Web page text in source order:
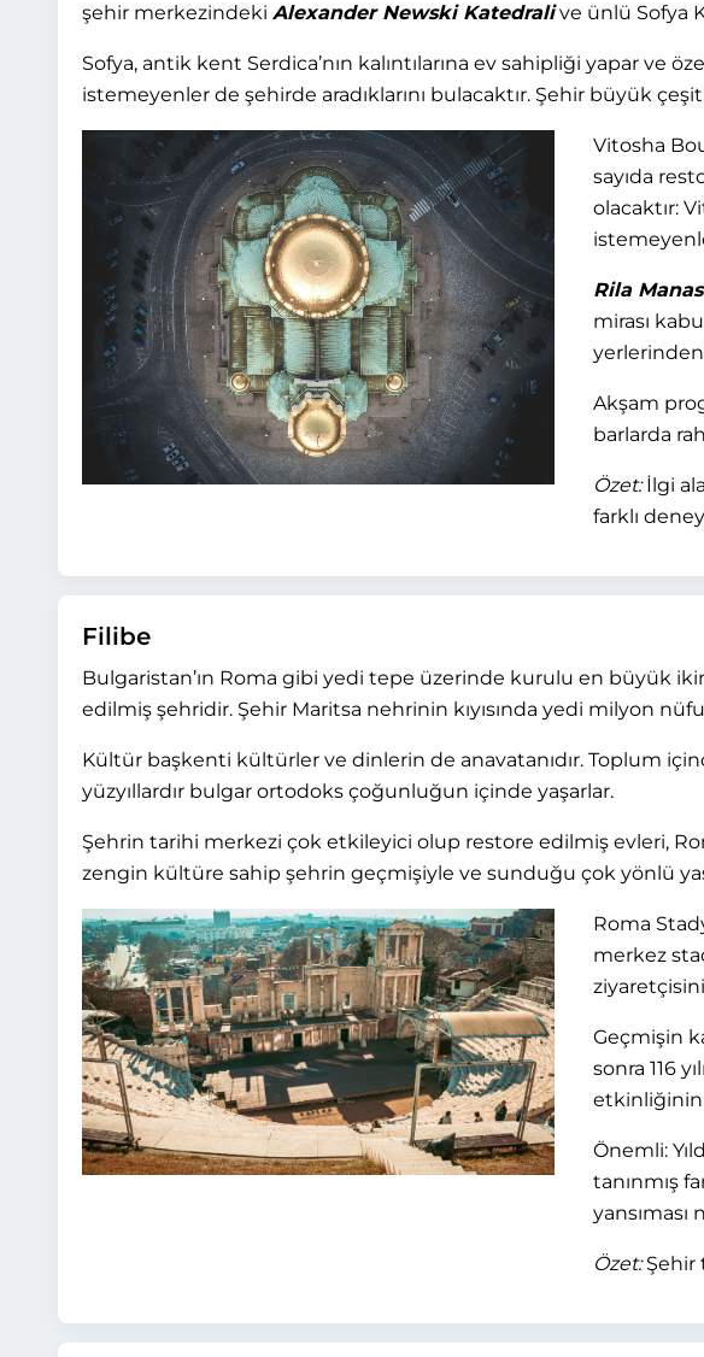
şehir merkezindeki Alexander Newski Katedralive ünlü Sofya
Sofya, antik kent Serdica’nın kalıntılarına ev sahipliği yapar
istemeyenler de şehirde aradıklarını bulacaktır. Şehir büyük
Vitosha
sayıda
olacaktır:
Rila
mirası
Akşam
barlarda
Özet:İlgi
farklı
Filibe
Bulgaristan’ın Roma gibi yedi tepe üzerinde kurulu en büyük
edilmiş şehridir. Şehir Maritsa nehrinin kıyısında yedi milyon
Kültür başkenti kültürler ve dinlerin de anavatanıdır. Toplum
yüzyıllardır bulgar ortodoks çoğunluğun içinde yaşarlar.
Şehrin tarihi merkezi çok etkileyici olup restore edilmiş evleri,
zengin kültüre sahip şehrin geçmişiyle ve sunduğu çok yönlü
Roma
merkez
Geçmişin
sonra 116
Önemli:
tanınmış
Özet:Şehir